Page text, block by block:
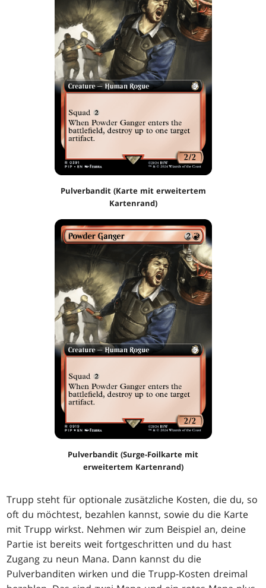
Pulverbandit (Karte mit erweitertem
Kartenrand)
Pulverbandit (Surge-Foilkarte mit
erweitertem Kartenrand)
Trupp steht für optionale zusätzliche Kosten, die du, so
oft du möchtest, bezahlen kannst, sowie du die Karte
mit Trupp wirkst. Nehmen wir zum Beispiel an, deine
Partie ist bereits weit fortgeschritten und du hast
Zugang zu neun Mana. Dann kannst du die
Pulverbanditen wirken und die Trupp-Kosten dreimal